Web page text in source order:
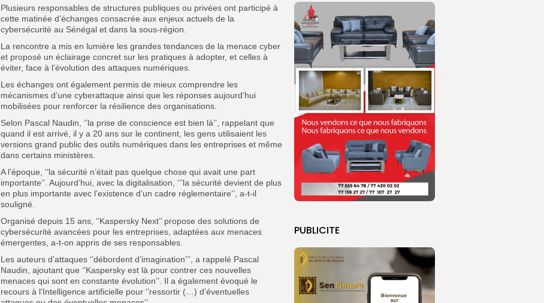
PUBLICITE
Plusieurs responsables de structures publiques ou privées ont participé à
cette matinée d’échanges consacrée aux enjeux actuels de la
cybersécurité au Sénégal et dans la sous-région.
La rencontre a mis en lumière les grandes tendances de la menace cyber
et proposé un éclairage concret sur les pratiques à adopter, et celles à
éviter, face à l’évolution des attaques numériques.
Les échanges ont également permis de mieux comprendre les
mécanismes d’une cyberattaque ainsi que les réponses aujourd’hui
mobilisées pour renforcer la résilience des organisations.
Selon Pascal Naudin, ‘’la prise de conscience est bien là’’, rappelant que
quand il est arrivé, il y a 20 ans sur le continent, les gens utilisaient les
versions grand public des outils numériques dans les entreprises et même
dans certains ministères.
A l’époque, ‘’la sécurité n’était pas quelque chose qui avait une part
importante’’. Aujourd’hui, avec la digitalisation, ‘’’la sécurité devient de plus
en plus importante avec l’existence d’un cadre réglementaire’’, a-t-il
souligné.
Organisé depuis 15 ans, ‘’Kaspersky Next’’ propose des solutions de
cybersécurité avancées pour les entreprises, adaptées aux menaces
émergentes, a-t-on appris de ses responsables.
Les auteurs d’attaques ‘’débordent d’imagination’’’, a rappelé Pascal
Naudin, ajoutant que ‘’Kaspersky est là pour contrer ces nouvelles
menaces qui sont en constante évolution’’. Il a également évoqué le
recours à l’Intelligence artificielle pour ‘’ressortir (…) d’éventuelles